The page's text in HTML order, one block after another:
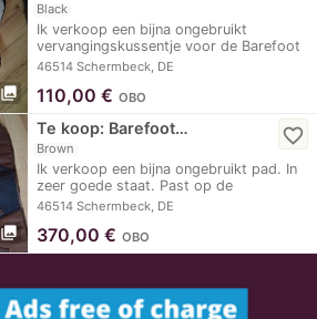
photo_library
Black
Ik verkoop een bijna ongebruikt
vervangingskussentje voor de Barefoot
Physio Pad
46514 Schermbeck, DE
110,00 € OBO
photo_library
Te koop: Barefoot…
Brown
Ik verkoop een bijna ongebruikt pad. In
zeer goede staat. Past op de
modellen…
46514 Schermbeck, DE
favorite_border
370,00 € OBO